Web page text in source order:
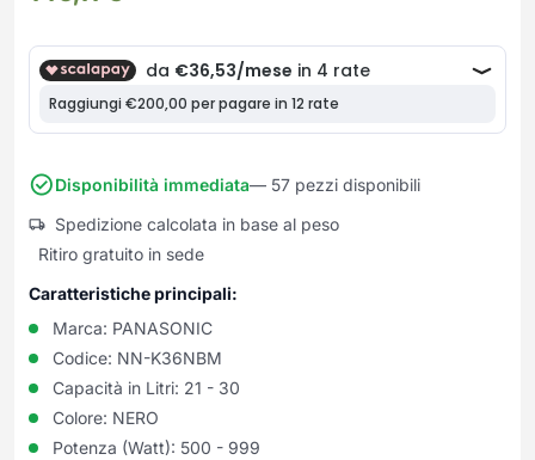
Frullatori
Macchine caffe e capsule
Pulizia Casa
Robot Da Cucina
Spremiagrumi e Centrifughe
Stiro
Tostapane
Tritacarne
Tritaverdure elettrici
Utensili da cucina
Yogurtiere
Lampade da tavolo
SOGGIORNO
Divani e Poltrone
Sedie e Sgabelli
Soggiorni e Pareti
Tavoli e Tavolini
Cucitrici e accessori
TAVOLI USATI TAVOLINI USATI
Disponibilità immediata— 57 pezzi disponibili
Spedizione calcolata in base al peso
Ritiro gratuito in sede
Caratteristiche principali:
Marca: PANASONIC
Codice: NN-K36NBM
Capacità in Litri: 21 - 30
Colore: NERO
Potenza (Watt): 500 - 999